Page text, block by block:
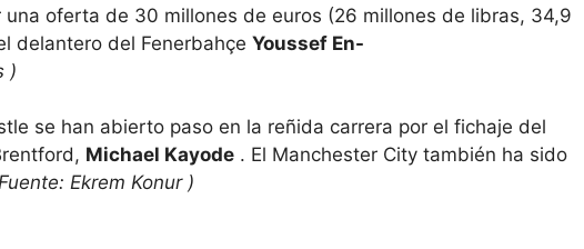
una oferta de 30 millones de euros (26 millones de libras, 34,9
delantero del Fenerbahçe Youssef En-
)
se han abierto paso en la reñida carrera por el fichaje del
Michael Kayode . El Manchester City también ha sido
Ekrem Konur)